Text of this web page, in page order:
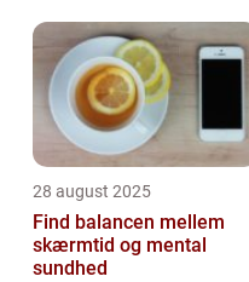
28 august 2025
Find balancen mellem
skærmtid og mental
sundhed